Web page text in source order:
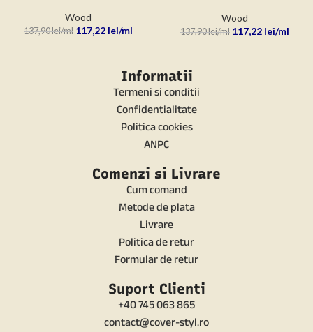
Wood
137,90lei 117,22 lei
Wood
137,90lei 117,22 lei
Informatii
Termeni si conditii
Confidentialitate
Politica cookies
ANPC
Comenzi si Livrare
Cum comand
Metode de plata
Livrare
Politica de retur
Formular de retur
Suport Clienti
+40 745 063 865
contact@cover-styl.ro